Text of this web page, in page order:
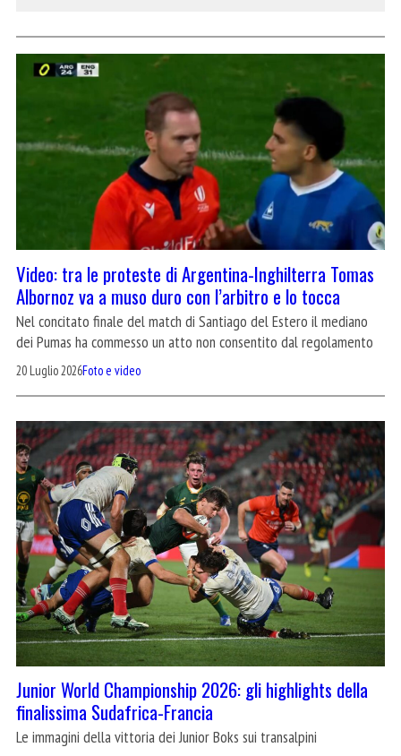
Video: tra le proteste di Argentina-Inghilterra Tomas
Albornoz va a muso duro con l’arbitro e lo tocca
Nel concitato finale del match di Santiago del Estero il mediano
dei Pumas ha commesso un atto non consentito dal regolamento
20 Luglio 2026Foto e video
Junior World Championship 2026: gli highlights della
finalissima Sudafrica-Francia
Le immagini della vittoria dei Junior Boks sui transalpini